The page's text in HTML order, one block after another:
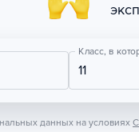
Класс, в
11
данных на условиях